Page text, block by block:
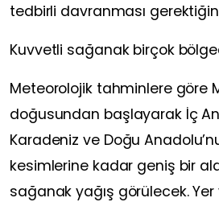
tedbirli davranması
Kuvvetli sağanak birçok
Meteorolojik tahminlere göre
doğusundan başlayarak İç
Karadeniz ve Doğu
kesimlerine kadar geniş bir
sağanak yağış görülecek.